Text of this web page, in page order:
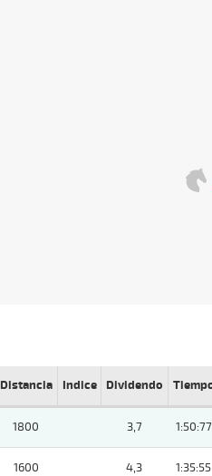
Distancia Indice Dividendo
1800 3,7 1:50:77
1600 4,3 1:35:55